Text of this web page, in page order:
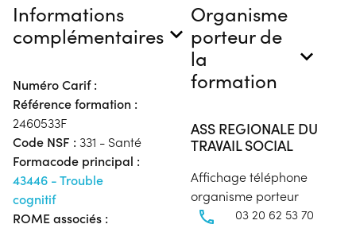
Informations
complémentaires
Numéro Carif :
Référence formation :
2460533F
Code NSF : 331 - Santé
Formacode principal :
43446 - Trouble
cognitif
ROME associés :
Organisme
porteur de
la
formation
ASS REGIONALE DU
TRAVAIL SOCIAL
Affichage téléphone
organisme porteur
03 20 62 53 70